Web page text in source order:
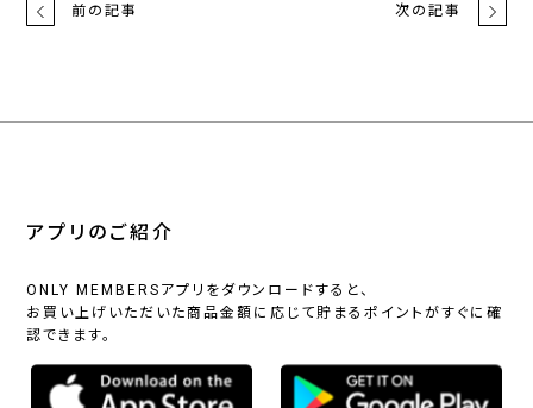
前の記事 次の記事
アプリのご紹介
ONLY MEMBERSアプリをダウンロードすると、
お買い上げいただいた商品金額に応じて貯まるポイントがすぐに確
認できます。